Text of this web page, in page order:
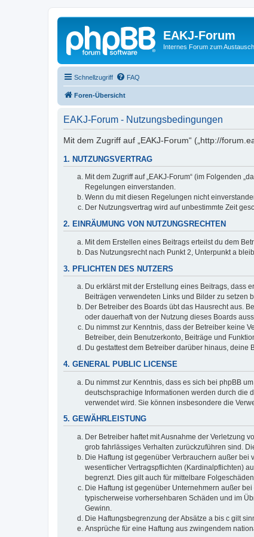
EAKJ-Forum
Internes Forum zum Austausch
Schnellzugriff FAQ
Foren-Übersicht
EAKJ-Forum - Nutzungsbedingungen
Mit dem Zugriff auf „EAKJ-Forum“ („http://
1. NUTZUNGSVERTRAG
Mit dem Zugriff auf „EAKJ-Forum“ (im Folgenden
Regelungen einverstanden.
Wenn du mit diesen Regelungen nicht
Der Nutzungsvertrag wird auf unbestimmte Zeit
2. EINRÄUMUNG VON NUTZUNGSRECHTEN
Mit dem Erstellen eines Beitrags erteilst du dem
Das Nutzungsrecht nach Punkt 2, Unterpunkt a
3. PFLICHTEN DES NUTZERS
Du erklärst mit der Erstellung eines Beitrags, dass
Beiträgen verwendeten Links und Bilder zu setzen
Der Betreiber des Boards übt das Hausrecht aus.
oder dauerhaft von der Nutzung dieses Boards
Du nimmst zur Kenntnis, dass der Betreiber keine
Betreiber, dein Benutzerkonto, Beiträge und
Du gestattest dem Betreiber darüber hinaus,
4. GENERAL PUBLIC LICENSE
Du nimmst zur Kenntnis, dass es sich bei phpBB um
deutschsprachige Informationen werden durch die
verwendet wird. Sie können insbesondere die
5. GEWÄHRLEISTUNG
Der Betreiber haftet mit Ausnahme der Verletzung
grob fahrlässiges Verhalten zurückzuführen sind.
Die Haftung ist gegenüber Verbrauchern außer
wesentlicher Vertragspflichten (Kardinalpflichten)
begrenzt. Dies gilt auch für mittelbare
Die Haftung ist gegenüber Unternehmern außer
typischerweise vorhersehbaren Schäden und im
Gewinn.
Die Haftungsbegrenzung der Absätze a bis c gilt
Ansprüche für eine Haftung aus zwingendem